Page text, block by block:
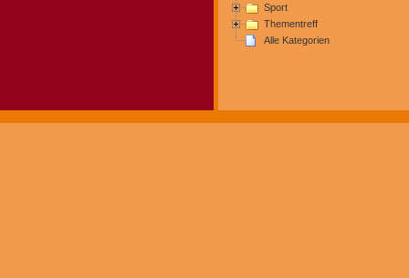
Sport
Thementreff
Alle Kategorien